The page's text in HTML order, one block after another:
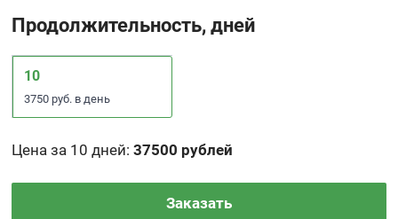
Продолжительность, дней
10
3750 руб. в день
Цена за 10 дней:37500 рублей
Заказать